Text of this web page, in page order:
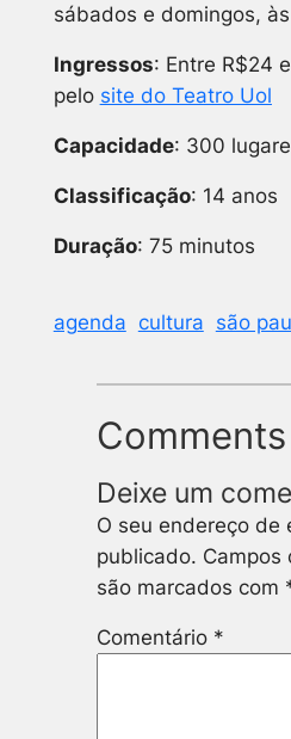
sábados e domingos,
Ingressos: Entre R$24
pelo site do Teatro Uol
Capacidade: 300
Classificação: 14 anos
Duração: 75 minutos
agenda cultura são
Comments
Deixe um
O seu endereço de
publicado. Campos
são marcados com
Comentário *